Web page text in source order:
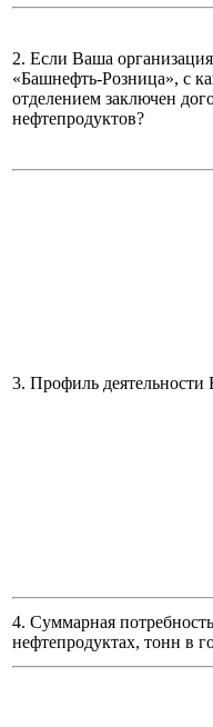
2. Если Ваша
«Башнефть-Розница», с
отделением заключен
нефтепродуктов?
3. Профиль
4. Суммарная
нефтепродуктах, тонн в